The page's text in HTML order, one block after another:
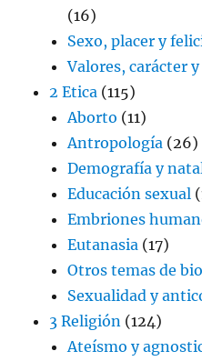
(16)
Sexo, placer y
Valores, carácter
2 Etica (115)
Aborto (11)
Antropología (26)
Demografía y
Educación sexual
Embriones
Eutanasia (17)
Otros temas de
Sexualidad y
3 Religión (124)
Ateísmo y